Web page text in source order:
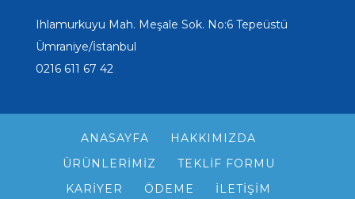
Ihlamurkuyu Mah. Meşale Sok. No:6 Tepeüstü
Ümraniye/İstanbul
0216 611 67 42
ANASAYFA
HAKKIMIZDA
ÜRÜNLERIMIZ
TEKLIF FORMU
KARIYER
ÖDEME İLETIŞIM